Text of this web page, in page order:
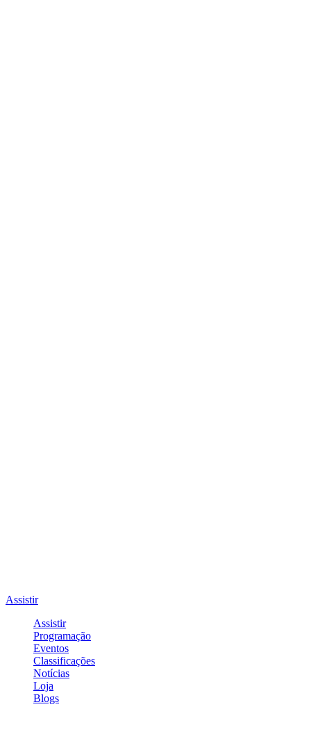
Assistir
Assistir
Programação
Eventos
Classificações
Notícias
Loja
Blogs